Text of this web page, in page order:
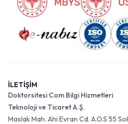
İLETİŞİM
Doktorsitesi Com Bilgi Hizmetleri
Teknoloji ve Ticaret A.Ş.
Maslak Mah. Ahi Evran Cd. A.O.S 55